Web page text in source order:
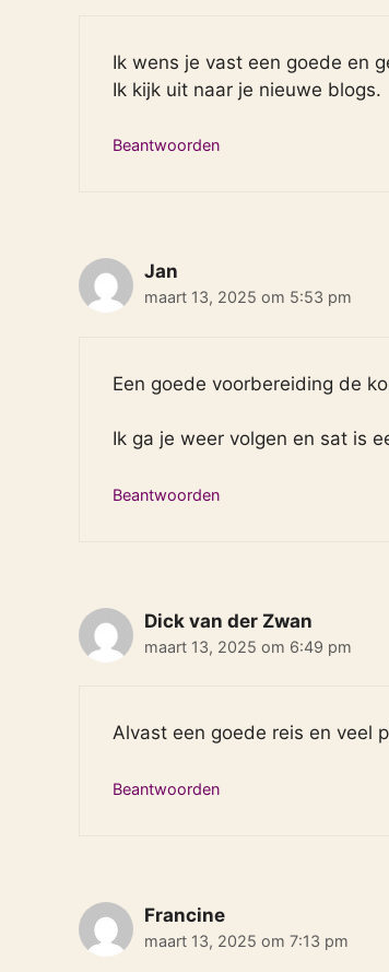
Ik wens je vast een goede en
Ik kijk uit naar je nieuwe blogs.
Beantwoorden
Jan
maart 13, 2025 om 5:53 pm
Een goede voorbereiding de
Ik ga je weer volgen en sat is
Beantwoorden
Dick van der Zwan
maart 13, 2025 om 6:49 pm
Alvast een goede reis en veel
Beantwoorden
Francine
maart 13, 2025 om 7:13 pm